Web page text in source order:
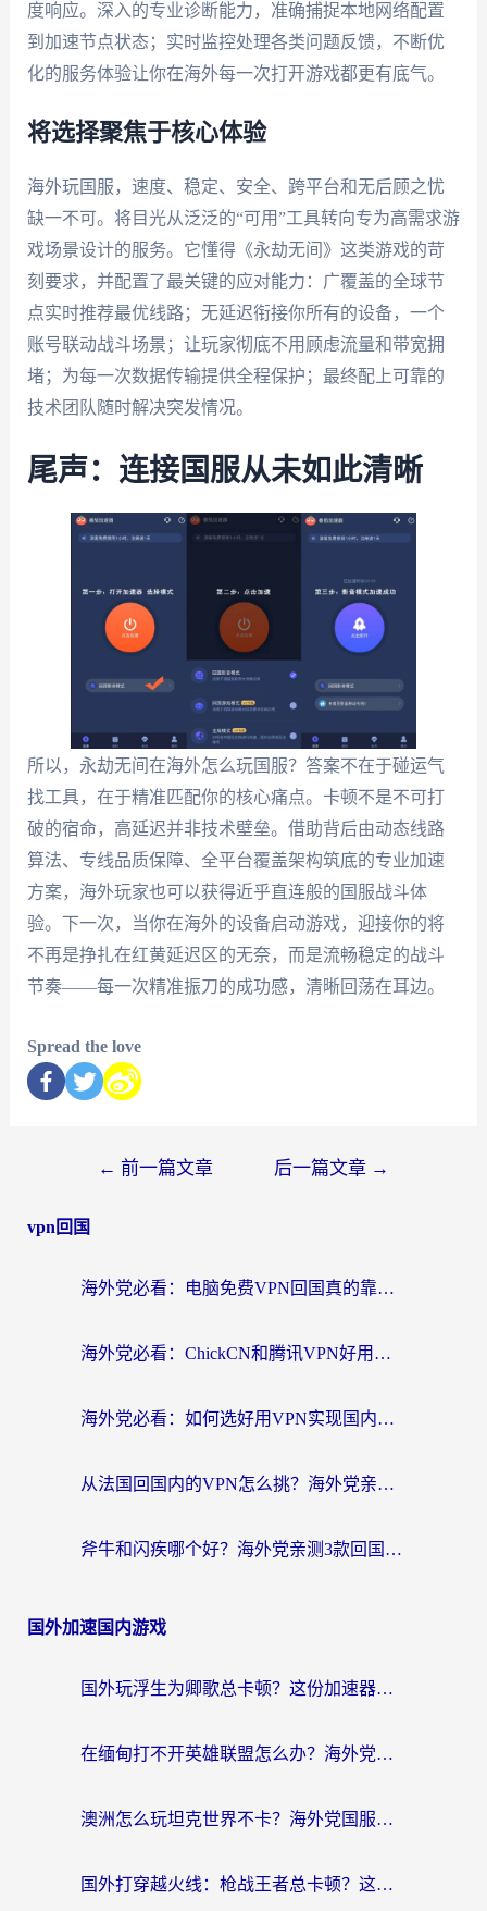
度响应。深入的专业诊断能力，准确捕捉本地网络配置
到加速节点状态；实时监控处理各类问题反馈，不断优
化的服务体验让你在海外每一次打开游戏都更有底气。
将选择聚焦于核心体验
海外玩国服，速度、稳定、安全、跨平台和无后顾之忧
缺一不可。将目光从泛泛的“可用”工具转向专为高需求游
戏场景设计的服务。它懂得《永劫无间》这类游戏的苛
刻要求，并配置了最关键的应对能力：广覆盖的全球节
点实时推荐最优线路；无延迟衔接你所有的设备，一个
账号联动战斗场景；让玩家彻底不用顾虑流量和带宽拥
堵；为每一次数据传输提供全程保护；最终配上可靠的
技术团队随时解决突发情况。
尾声：连接国服从未如此清晰
所以，永劫无间在海外怎么玩国服？答案不在于碰运气
找工具，在于精准匹配你的核心痛点。卡顿不是不可打
破的宿命，高延迟并非技术壁垒。借助背后由动态线路
算法、专线品质保障、全平台覆盖架构筑底的专业加速
方案，海外玩家也可以获得近乎直连般的国服战斗体
验。下一次，当你在海外的设备启动游戏，迎接你的将
不再是挣扎在红黄延迟区的无奈，而是流畅稳定的战斗
节奏——每一次精准振刀的成功感，清晰回荡在耳边。
Spread the love
← 前一篇文章 后一篇文章 →
vpn回国
海外党必看：电脑免费VPN回国真的靠谱吗？附实测对比与最优方案指南
海外党必看：ChickCN和腾讯VPN好用吗？3招选对回国加速器，告别地区限制
海外党必看：如何选好用VPN实现国内资源无缝访问？从越南到全球都适用
从法国回国内的VPN怎么挑？海外党亲测：稳定、多端、安全才是关键
斧牛和闪疾哪个好？海外党亲测3款回国加速器，教你选到不踩坑的那一款
国外加速国内游戏
国外玩浮生为卿歌总卡顿？这份加速器选择指南帮你找回丝滑体验
在缅甸打不开英雄联盟怎么办？海外党亲测有效的国服游戏加速指南
澳洲怎么玩坦克世界不卡？海外党国服游戏加速终极指南（附逆战奇妙碰碰车解决方案）
国外打穿越火线：枪战王者总卡顿？这篇加速器推荐下载指南帮你解决延迟难题